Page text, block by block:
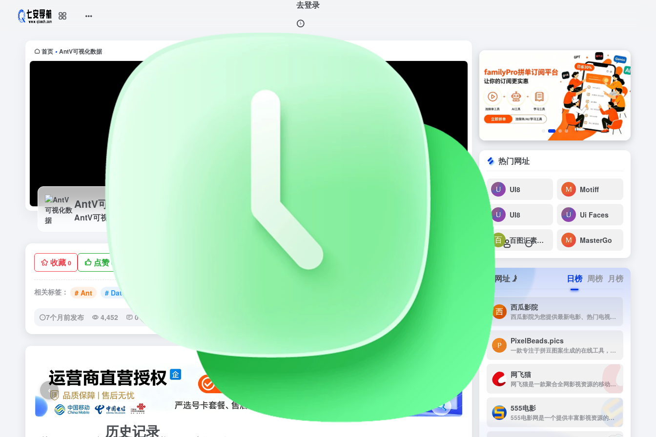
去登录
历史记录
首页 • AntV可视化数据
AntV可视化数据
AntV可视化数据是数据可视化解决方案
收藏 0 点赞0 AI账号购买
相关标签： # Ant # Data
7个月前发布 4,452 0
AntV可视化数据是数据可视化解决方案
‹
热门网址
UI8 Motiff
UI8 Ui Faces
百图汇素材网 MasterGo
网址 日榜 周榜 月榜
西瓜影院
西瓜影院为您提供最新电影、热门电视剧、综艺动漫免费在线观看，高清流畅无广告，海量片源每日更新，打造极致观影体验。
PixelBeads.pics
一款专注于拼豆图案生成的在线工具，用户只需上传任意照片或图片，即可一键将其像素化为可打印的拼豆图稿。
网飞猫
网飞猫是一款聚合全网影视资源的移动端播放应用，主打免费、高画...
555电影
555电影网是一个提供丰富影视资源的在线观看平台，致力于为用户提供高清、无广告的观影体验。该网站涵盖多种类型的影视内容，包括电影、电视剧、动漫、综艺等，满足不同观众的需求。